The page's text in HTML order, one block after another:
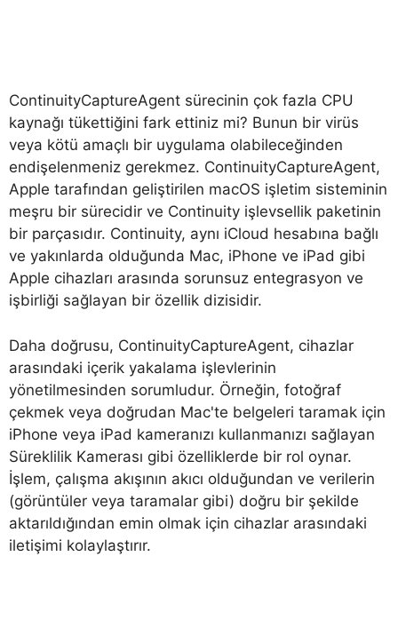
ContinuityCaptureAgent sürecinin çok fazla CPU
kaynağı tükettiğini fark ettiniz mi? Bunun bir virüs
veya kötü amaçlı bir uygulama olabileceğinden
endişelenmeniz gerekmez. ContinuityCaptureAgent,
Apple tarafından geliştirilen macOS işletim sisteminin
meşru bir sürecidir ve Continuity işlevsellik paketinin
bir parçasıdır. Continuity, aynı iCloud hesabına bağlı
ve yakınlarda olduğunda Mac, iPhone ve iPad gibi
Apple cihazları arasında sorunsuz entegrasyon ve
işbirliği sağlayan bir özellik dizisidir.
Daha doğrusu, ContinuityCaptureAgent, cihazlar
arasındaki içerik yakalama işlevlerinin
yönetilmesinden sorumludur. Örneğin, fotoğraf
çekmek veya doğrudan Mac'te belgeleri taramak için
iPhone veya iPad kameranızı kullanmanızı sağlayan
Süreklilik Kamerası gibi özelliklerde bir rol oynar.
İşlem, çalışma akışının akıcı olduğundan ve verilerin
(görüntüler veya taramalar gibi) doğru bir şekilde
aktarıldığından emin olmak için cihazlar arasındaki
iletişimi kolaylaştırır.